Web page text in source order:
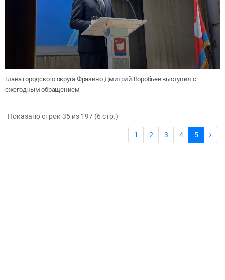
Глава городского округа Фрязино Дмитрий Воробьев выступил с
ежегодным обращением
Показано строк 35 из 197 (6 cтр.)
1 2 3 4 5